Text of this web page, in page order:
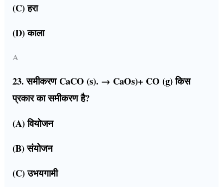
(C) हरा
(D) काला
A
23. समीकरण CaCO (s). → CaOs)+ CO (g) किस
प्रकार का समीकरण है?
(A) वियोजन
(B) संयोजन
(C) उभयगामी